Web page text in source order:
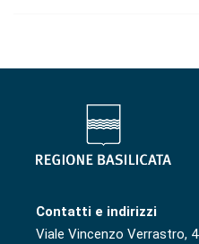
Contatti e indirizzi
Viale Vincenzo Verrastro, 4